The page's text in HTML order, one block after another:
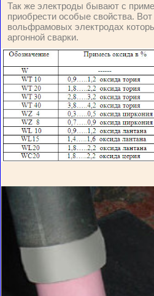
Так же электроды бывают с
приобрести особые свойства.
вольфрамовых электродах
аргонной сварки.